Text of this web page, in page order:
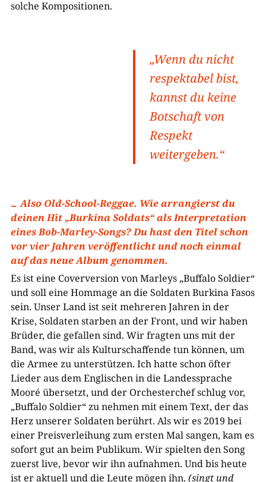
solche Kompositionen.
„Wenn du nicht
respektabel bist,
kannst du keine
Botschaft von
Respekt
weitergeben.“
Also Old-School-Reggae. Wie arrangierst du
deinen Hit „Burkina Soldats“ als Interpretation
eines Bob-Marley-Songs? Du hast den Titel schon
vor vier Jahren veröffentlicht und noch einmal
auf das neue Album genommen.
Es ist eine Coverversion von Marleys „Buffalo Soldier“
und soll eine Hommage an die Soldaten Burkina Fasos
sein. Unser Land ist seit mehreren Jahren in der
Krise, Soldaten starben an der Front, und wir haben
Brüder, die gefallen sind. Wir fragten uns mit der
Band, was wir als Kulturschaffende tun können, um
die Armee zu unterstützen. Ich hatte schon öfter
Lieder aus dem Englischen in die Landessprache
Mooré übersetzt, und der Orchesterchef schlug vor,
„Buffalo Soldier“ zu nehmen mit einem Text, der das
Herz unserer Soldaten berührt. Als wir es 2019 bei
einer Preisverleihung zum ersten Mal sangen, kam es
sofort gut an beim Publikum. Wir spielten den Song
zuerst live, bevor wir ihn aufnahmen. Und bis heute
ist er aktuell und die Leute mögen ihn. (singt und